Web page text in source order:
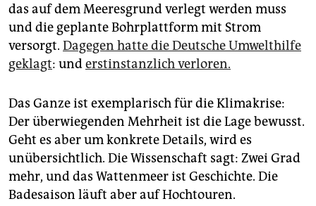
das auf dem Meeresgrund verlegt werden muss
und die geplante Bohrplattform mit Strom
versorgt. Dagegen hatte die Deutsche Umwelthilfe
geklagt: understinstanzlich verloren.
Das Ganze ist exemplarisch für die Klimakrise:
Der überwiegenden Mehrheit ist die Lage bewusst.
Geht es aber um konkrete Details, wird es
unübersichtlich. Die Wissenschaft sagt: Zwei Grad
mehr, und das Wattenmeer ist Geschichte. Die
Badesaison läuft aber auf Hochtouren.